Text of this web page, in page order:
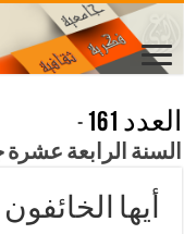
العدد 161
-
السنة الرابعة عشرة جمادى
أيها